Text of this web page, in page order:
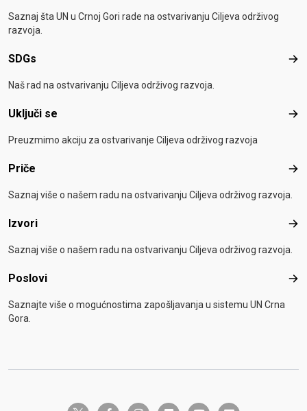
Saznaj šta UN u Crnoj Gori rade na ostvarivanju Ciljeva održivog
razvoja.
SDGs
Naš rad na ostvarivanju Ciljeva održivog razvoja.
Uključi se
Preuzmimo akciju za ostvarivanje Ciljeva održivog razvoja
Priče
Saznaj više o našem radu na ostvarivanju Ciljeva održivog razvoja.
Izvori
Saznaj više o našem radu na ostvarivanju Ciljeva održivog razvoja.
Poslovi
Saznajte više o mogućnostima zapošljavanja u sistemu UN Crna
Gora.